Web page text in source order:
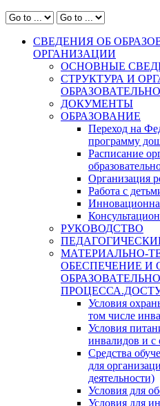
СВЕДЕНИЯ ОБ
ОРГАНИЗАЦИИ
ОСНОВНЫЕ
СТРУКТУРА И
ДОКУМЕНТЫ
ОБРАЗОВАНИЕ
Переход на
программу
Расписание
Организация
Работа с
РУКОВОДСТВО
МАТЕРИАЛЬНО-
ОБЕСПЕЧЕНИЕ
Условия
том числе
Условия
инвалидов и с
Средства
для
деятельности)
Условия для
Условия для